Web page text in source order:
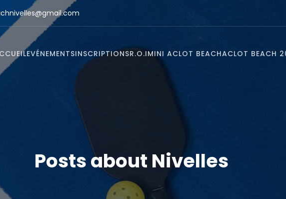
EVÉNEMENTSINSCRIPTIONSR.O.IMINI ACLOT BEACHACLOT BEACH
Posts about Nivelles